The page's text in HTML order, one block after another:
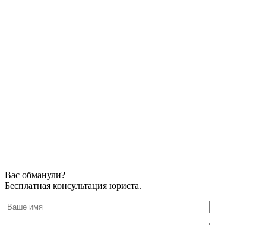
Вас обманули?
Бесплатная консультация юриста.